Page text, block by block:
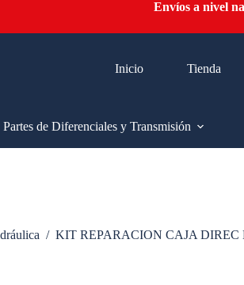
Envíos a nivel
Inicio Tienda
Partes de Diferenciales y Transmisión
/ KIT REPARACION CAJA